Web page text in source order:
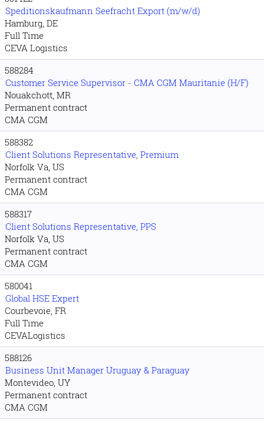
Speditionskaufmann Seefracht Export (m/w/d)
Hamburg, DE
Full Time
CEVA Logistics
588284
Customer Service Supervisor - CMA CGM Mauritanie (H/F)
Nouakchott, MR
Permanent contract
CMA CGM
588382
Client Solutions Representative, Premium
Norfolk Va, US
Permanent contract
CMA CGM
588317
Client Solutions Representative, PPS
Norfolk Va, US
Permanent contract
CMA CGM
580041
Global HSE Expert
Courbevoie, FR
Full Time
CEVALogistics
588126
Business Unit Manager Uruguay & Paraguay
Montevideo, UY
Permanent contract
CMA CGM